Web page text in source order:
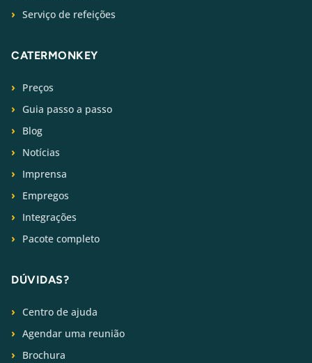
Serviço de refeições
CATERMONKEY
Preços
Guia passo a passo
Blog
Notícias
Imprensa
Empregos
Integrações
Pacote completo
DÚVIDAS?
Centro de ajuda
Agendar uma reunião
Brochura